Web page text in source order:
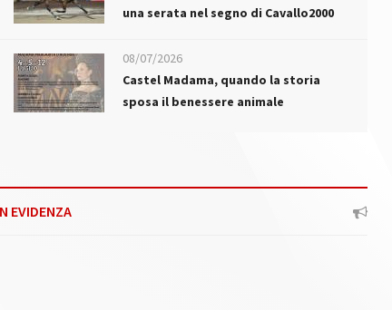
una serata nel segno di Cavallo2000
08/07/2026
Castel Madama, quando la storia
sposa il benessere animale
EVIDENZA